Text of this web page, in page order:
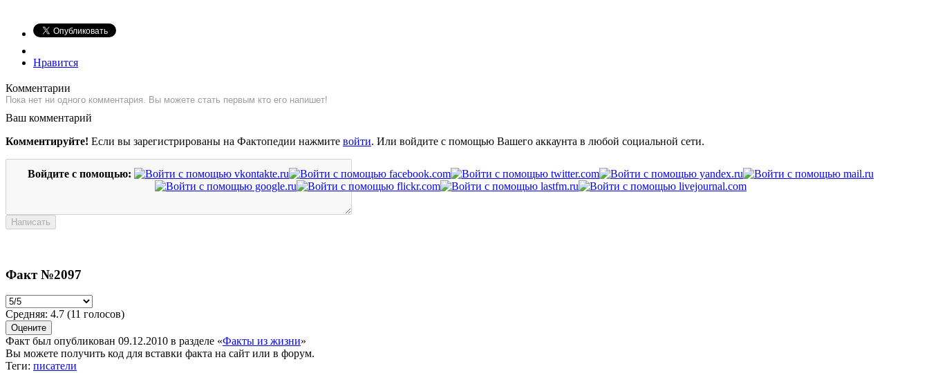
Нравится
Комментарии
Пока нет ни одного комментария. Вы можете стать первым кто его напишет!
Ваш комментарий
Комментируйте! Если вы зарегистрированы на Фактопедии нажмите войти. Или войдите с помощью Вашего аккаунта в любой социальной сети.
Войдите с помощью:
Факт №2097
Средняя: 4.7 (11 голосов)
Факт был опубликован 09.12.2010 в разделе «Факты из жизни»
Вы можете получить код для вставки факта на сайт или в форум.
Теги: писатели